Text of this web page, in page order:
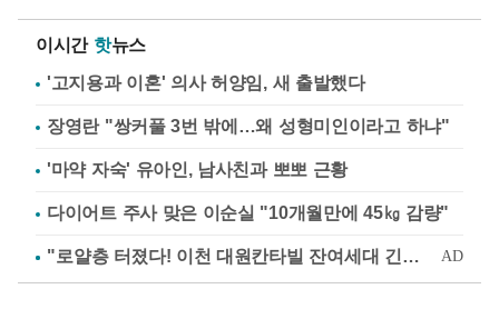
이시간 핫뉴스
'고지용과 이혼' 의사 허양임, 새 출발했다
장영란 "쌍커풀 3번 밖에…왜 성형미인이라고 하냐"
'마약 자숙' 유아인, 남사친과 뽀뽀 근황
다이어트 주사 맞은 이순실 "10개월만에 45㎏ 감량"